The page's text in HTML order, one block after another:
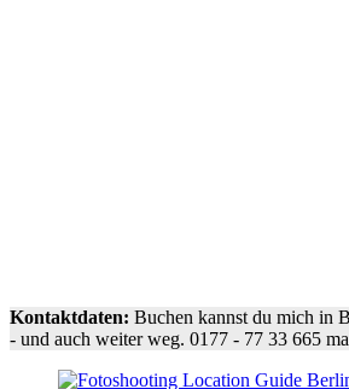
Kontaktdaten: Buchen kannst du mich in
- und auch weiter weg. 0177 - 77 33 665